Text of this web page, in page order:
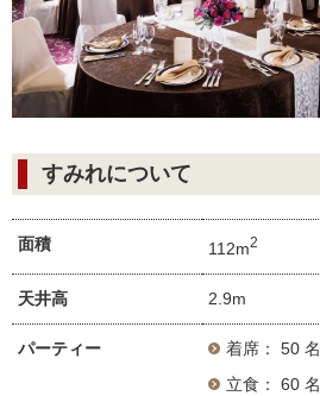
すみれについて
面積 112m2
天井高 2.9m
パーティー
着席： 50 名
立食： 60 名